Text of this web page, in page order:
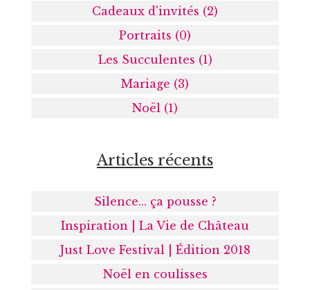
Cadeaux d'invités (2)
Portraits (0)
Les Succulentes (1)
Mariage (3)
Noël (1)
Articles récents
Silence... ça pousse ?
Inspiration | La Vie de Château
Just Love Festival | Édition 2018
Noël en coulisses